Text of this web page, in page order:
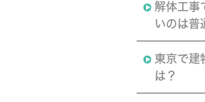
解体工事
いのは普
東京で建
は？